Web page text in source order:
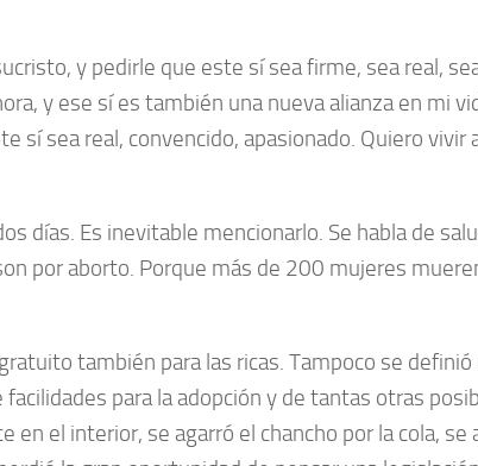
y pedirle que este sí sea firme, sea real,
y ese sí es también una nueva alianza en mi
sí sea real, convencido, apasionado. Quiero vivir
días. Es inevitable mencionarlo. Se habla de
por aborto. Porque más de 200 mujeres
también para las ricas. Tampoco se
para la adopción y de tantas otras
el interior, se agarró el chancho por la cola, se